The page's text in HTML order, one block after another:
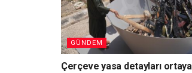
GÜNDEM
Çerçeve yasa detayları ortaya